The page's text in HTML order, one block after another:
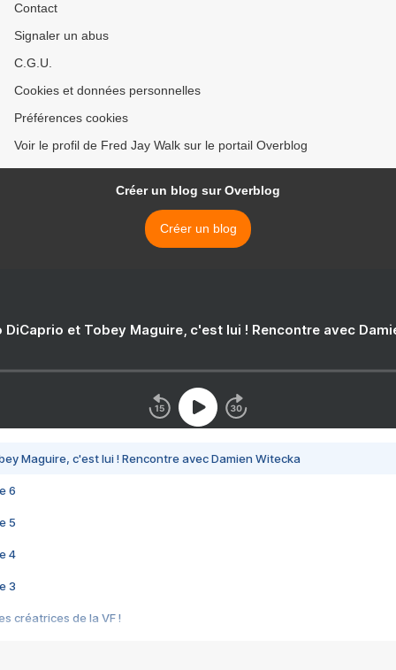
Contact
Signaler un abus
C.G.U.
Cookies et données personnelles
Préférences cookies
Voir le profil de Fred Jay Walk sur le portail Overblog
Créer un blog sur Overblog
Créer un blog
DiCaprio et Tobey Maguire, c'est lui ! Rencontre avec
Maguire, c'est lui ! Rencontre avec Damien Witecka
6
5
4
3
créatrices de la VF !